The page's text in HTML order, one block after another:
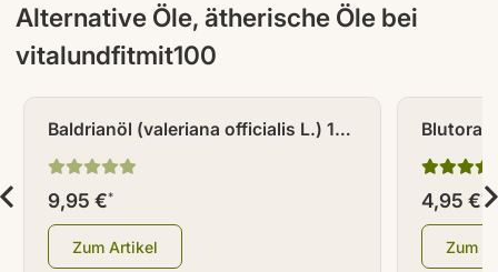
Alternative Öle, ätherische Öle bei
vitalundfitmit100
Baldrianöl (valeriana officialis L.) 10
ml
9,95 €*
Zum Artikel
sinensis
4,95 €*
Zum